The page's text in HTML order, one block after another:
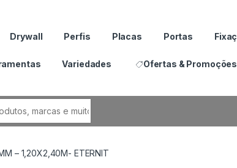
Drywall Perfis Placas Portas
Variedades Ofertas & Promoções
– 1,20X2,40M- ETERNIT